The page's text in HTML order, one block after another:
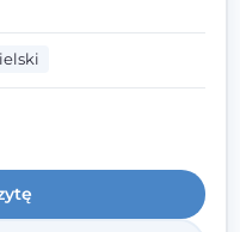
którą poznaję,
na zaufaniu i
Poradni Teraply.pl w
po polsku i po